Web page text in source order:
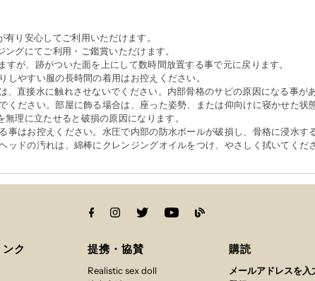
り安心してご利用いただけます。
グにてご利用・ご鑑賞いただけます。
が、跡がついた面を上にして数時間放置する事で元に戻ります。
やすい服の長時間の着用はお控えください。
直接水に触れさせないでください。内部骨格のサビの原因になる事があ
ください。部屋に飾る場合は、座った姿勢、または仰向けに寝かせた
理に立たせると破損の原因になります。
はお控えください。水圧で内部の防水ボールが破損し、骨格に浸水す
ドの汚れは、綿棒にクレンジングオイルをつけ、やさしく拭いてくださ
ク 提携・協賛
Realistic sex doll
購読
メールアドレスを